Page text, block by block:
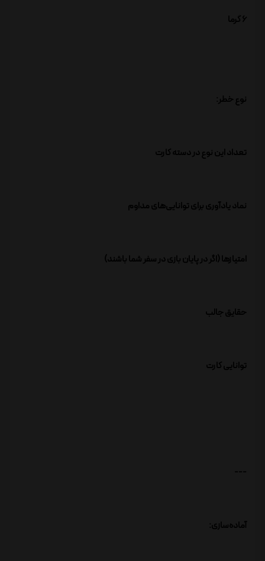
6 گرما
نوع خطر:
تعداد این نوع در دسته کارت
نماد یادآوری برای توانایی‌های مداوم
امتیازها (اگر در پایان بازی در سفر شما باشند)
حقایق جالب
توانایی کارت
---
آماده‌سازی: